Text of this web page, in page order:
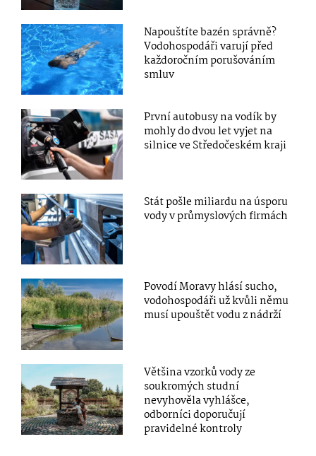
Napouštíte bazén správně?
Vodohospodáři varují před
každoročním porušováním
smluv
První autobusy na vodík by
mohly do dvou let vyjet na
silnice ve Středočeském kraji
Stát pošle miliardu na úsporu
vody v průmyslových firmách
Povodí Moravy hlásí sucho,
vodohospodáři už kvůli němu
musí upouštět vodu z nádrží
Většina vzorků vody ze
soukromých studní
nevyhověla vyhlášce,
odborníci doporučují
pravidelné kontroly